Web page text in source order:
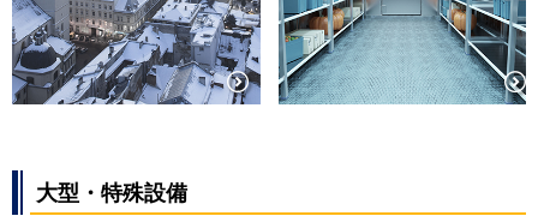
大型・特殊設備